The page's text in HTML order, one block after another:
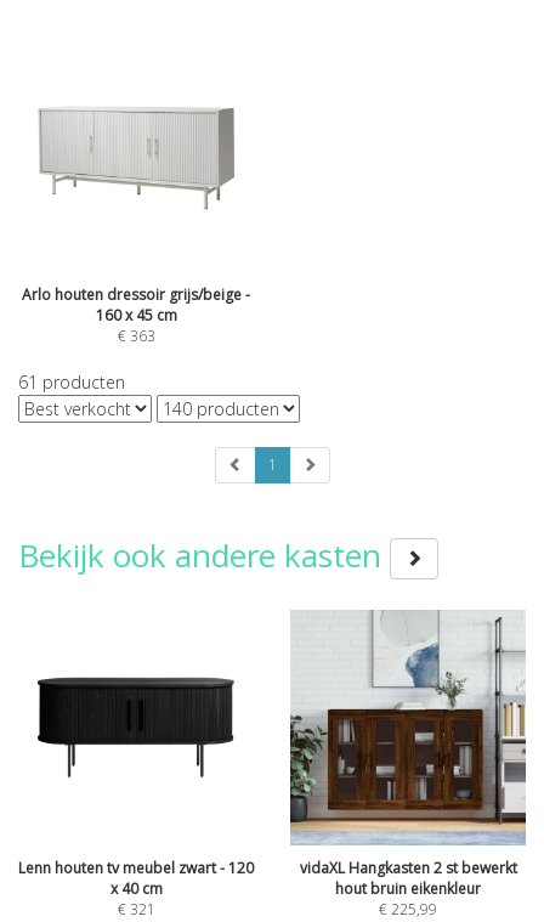
Arlo houten dressoir grijs/beige -
160 x 45 cm
€363
61 producten
1
Bekijk ook andere kasten
Lenn houten tv meubel zwart - 120
x 40 cm
€321
vidaXL Hangkasten 2 st bewerkt
hout bruin eikenkleur
€225,99